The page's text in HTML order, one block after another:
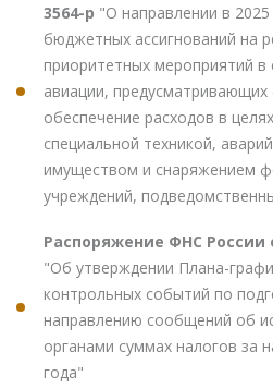
3564-р "О направлении в
бюджетных ассигнований на
приоритетных мероприятий в
авиации,
обеспечение расходов в
специальной техникой,
имуществом и снаряжением
учреждений,
Распоряжение ФНС России
"Об утверждении Плана-
контрольных событий по
направлению сообщений об
органами суммах налогов за
года"